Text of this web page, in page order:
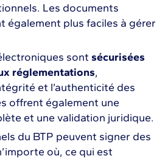
Les documents
également plus faciles à gérer
sont sécurisées
réglementations,
et l’authenticité des
offrent également une
et une validation juridique.
du BTP peuvent signer des
où, ce qui est